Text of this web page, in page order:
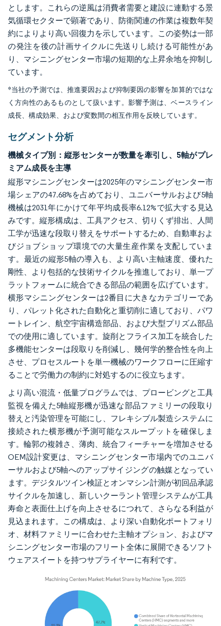
とします。これらの逆風は消費者需要と建設に連動する景
気循環セクターで顕著であり、防衛関連の作業は複数年契
約によりより高い回復力を示しています。この姿勢は一部
の発注を後の計画サイクルに先送りし続ける可能性があ
り、マシニングセンター市場の短期的な上昇余地を抑制し
ています。
*当社の予測では、推進要因および抑制要因の影響を加算的ではな
く方向性のあるものとして扱います。影響予測は、ベースライン
成長、構成効果、および変数間の相互作用を反映しています。
セグメント分析
機械タイプ別：縦形センターが数量を牽引し、5軸がプレ
ミアム成長を主導
縦形マシニングセンターは2025年のマシニングセンター市
場シェアの47.68%を占めており、ユニバーサルおよび5軸
機械は2031年にかけて年平均成長率6.12%で拡大する見込
みです。縦形構成は、工具アクセス、切りくず排出、人間
工学が迅速な段取り替えをサポートするため、自動車およ
びジョブショップ環境での大量生産作業を支配していま
す。最近の縦形5軸の導入も、より高い主軸速度、優れた
剛性、より包括的な技術サイクルを推進しており、単一プ
ラットフォームに統合できる部品の範囲を広げています。
横形マシニングセンターは2番目に大きなカテゴリーであ
り、パレット化された自動化と重切削に適しており、パワ
ートレイン、航空宇宙構造部品、および大型プリズム部品
での使用に適しています。旋削とフライス加工を統合した
多機能センターは段取りを削減し、幾何学的整合性を向上
させ、プロセスルートを単一機械のワークフローに圧縮す
ることで労働力の制約に対処するのに役立ちます。
より高い混流・低量プログラムでは、プロービングと工具
監視を備えた5軸縦形機が迅速な部品ファミリーの段取り
替えと汚染管理を可能にし、フレキシブル製造システムに
接続された横形機が予測可能なスループットを確保しま
す。輪郭の複雑さ、薄肉、統合フィーチャーを増加させる
OEM設計変更は、マシニングセンター市場内でのユニバ
ーサルおよび5軸へのアップサイジングの触媒となってい
ます。デジタルツイン検証とオンマシン計測が初回品承認
サイクルを加速し、新しいクーラント管理システムが工具
寿命と表面仕上げを向上させるにつれて、さらなる利益が
見込まれます。この構成は、より深い自動化ポートフォリ
オ、材料ファミリーに合わせた主軸オプション、およびマ
シニングセンター市場のフリート全体に展開できるソフト
ウェアスイートを持つサプライヤーに有利です。